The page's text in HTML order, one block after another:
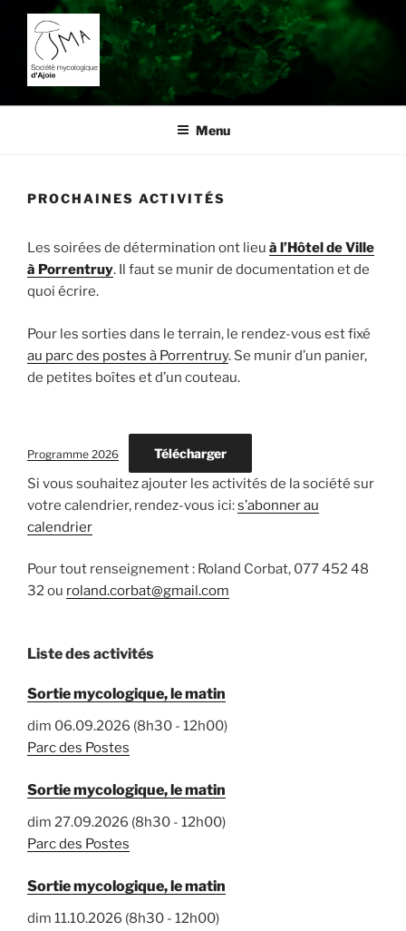
Aller
contenu
principal
SOCIÉTÉ MYCOLOGIQUE
L'étude des champignons dans la région de Porrentruy.
Menu
PROCHAINES ACTIVITÉS
Les soirées de détermination ont lieu à l’Hôtel de Ville
à Porrentruy. Il faut se munir de documentation et de
quoi écrire.
Pour les sorties dans le terrain, le rendez-vous est fixé
au parc des postes à Porrentruy. Se munir d’un panier,
de petites boîtes et d’un couteau.
Programme 2026 Télécharger
Si vous souhaitez ajouter les activités de la société sur
votre calendrier, rendez-vous ici:s’abonner au
calendrier
Pour tout renseignement : Roland Corbat, 077 452 48
32 ou roland.corbat@gmail.com
Liste des activités
Sortie mycologique, le matin
dim 06.09.2026 (8h30 - 12h00)
Parc des Postes
Sortie mycologique, le matin
dim 27.09.2026 (8h30 - 12h00)
Parc des Postes
Sortie mycologique, le matin
dim 11.10.2026 (8h30 - 12h00)